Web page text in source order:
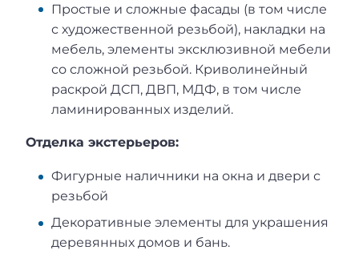
Простые и сложные фасады (в том числе
с художественной резьбой), накладки на
мебель, элементы эксклюзивной мебели
со сложной резьбой. Криволинейный
раскрой ДСП, ДВП, МДФ, в том числе
ламинированных изделий.
Отделка экстерьеров:
Фигурные наличники на окна и двери с
резьбой
Декоративные элементы для украшения
деревянных домов и бань.